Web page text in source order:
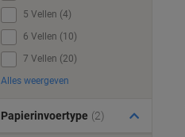
5 Vellen (4)
6 Vellen (10)
7 Vellen (20)
Alles weergeven
Papierinvoertype (2)